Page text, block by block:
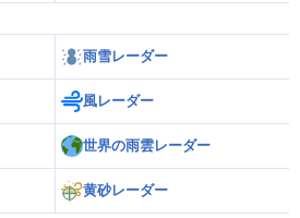
雨雪レーダー
風レーダー
世界の雨雲レーダー
黄砂レーダー